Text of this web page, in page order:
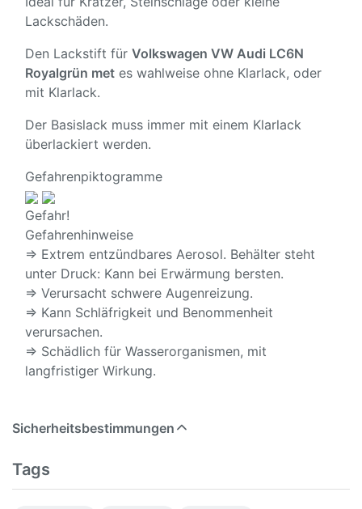
Lackschäden.
Den Lackstift für Volkswagen VW Audi LC6N
Royalgrün met es wahlweise ohne Klarlack, oder
mit Klarlack.
Der Basislack muss immer mit einem Klarlack
überlackiert werden.
Gefahrenpiktogramme
Gefahr!
Gefahrenhinweise
⇒ Extrem entzündbares Aerosol. Behälter steht
unter Druck: Kann bei Erwärmung bersten.
⇒ Verursacht schwere Augenreizung.
⇒ Kann Schläfrigkeit und Benommenheit
verursachen.
⇒ Schädlich für Wasserorganismen, mit
langfristiger Wirkung.
Sicherheitsbestimmungen
Tags